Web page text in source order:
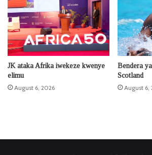
JK ataka Afrika iwekeze kwenye
elimu
August 6, 2026
Bendera
Scotland
August 6,